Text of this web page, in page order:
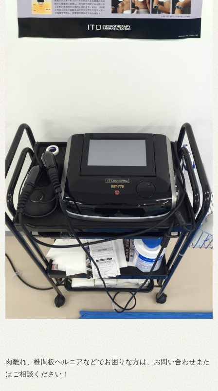
肉離れ、椎間板ヘルニアなどでお困りな方は、お問い合わせまた
はご相談ください！